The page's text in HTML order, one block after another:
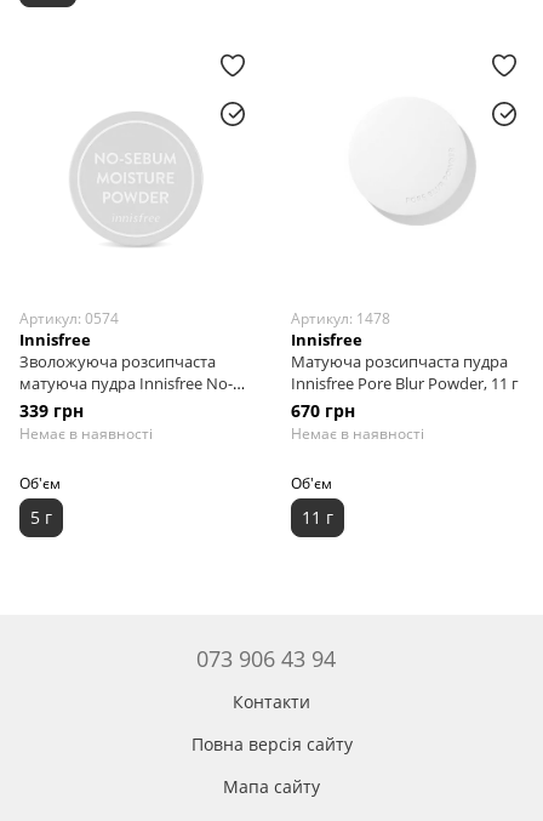
Артикул: 0574
Innisfree
Зволожуюча розсипчаста
матуюча пудра Innisfree No-
Sebum Moisture Powder, 5 г
339 грн
Немає в наявності
Об'єм
5 г
Артикул: 1478
Innisfree
Матуюча розсипчаста пудра
Innisfree Pore Blur Powder, 11 г
670 грн
Немає в наявності
Об'єм
11 г
073 906 43 94
Контакти
Повна версія сайту
Мапа сайту